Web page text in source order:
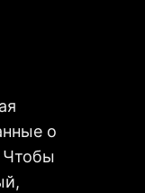
о
Чтобы